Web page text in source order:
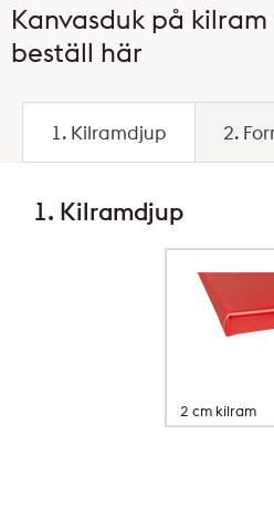
Kanvasduk på
beställ här
1. Kilramdjup 2.
1. Kilramdjup
2 cm kilram